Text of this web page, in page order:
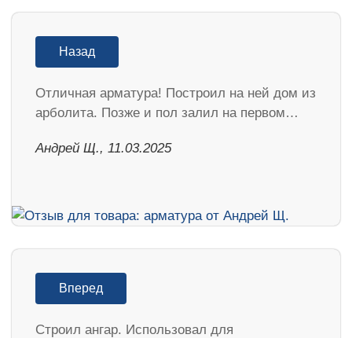
Назад
Отличная арматура! Построил на ней дом из
арболита. Позже и пол залил на первом…
Андрей Щ., 11.03.2025
Вперед
Строил ангар. Использовал для